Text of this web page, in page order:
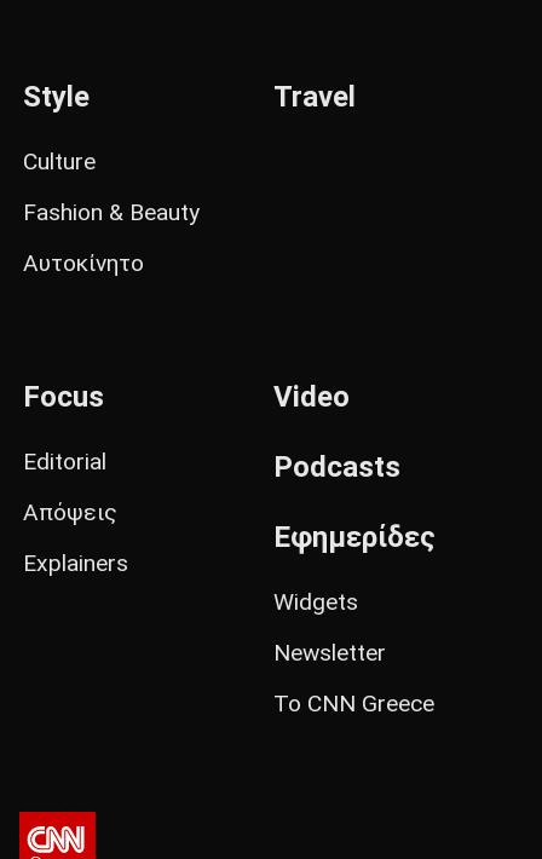
Style
Culture
Fashion & Beauty
Αυτοκίνητο
Travel
Focus
Editorial
Απόψεις
Explainers
Video
Podcasts
Εφημερίδες
Widgets
Newsletter
Το CNN Greece